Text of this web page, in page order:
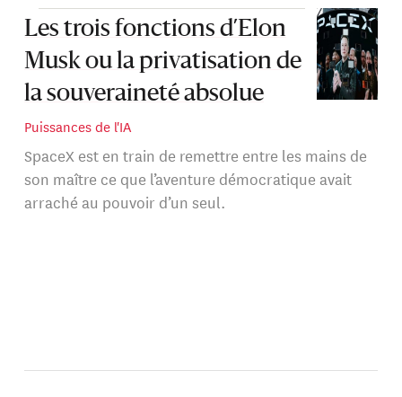
Les trois fonctions d’Elon
Musk ou la privatisation de
la souveraineté absolue
Puissances de l'IA
SpaceX est en train de remettre entre les mains de
son maître ce que l’aventure démocratique avait
arraché au pouvoir d’un seul.